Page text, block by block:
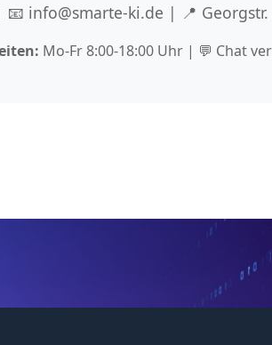
📧 info@smarte-ki.de | 📍
Mo-Fr 8:00-18:00 Uhr | 💬 Chat